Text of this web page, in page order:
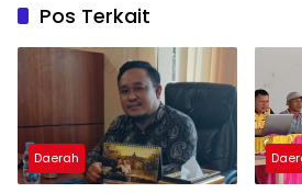
Pos Terkait
Daerah